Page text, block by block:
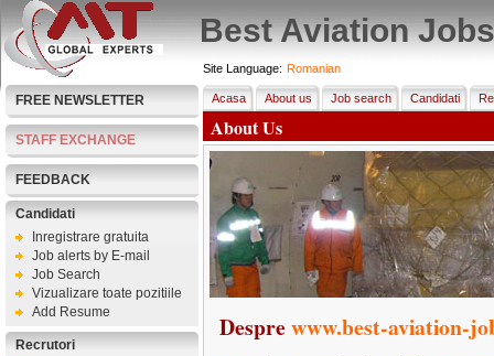
Best Aviation Jobs
FREE NEWSLETTER
STAFF EXCHANGE
FEEDBACK
Candidati
Inregistrare gratuita
Job alerts by E-mail
Job Search
Vizualizare toate pozitiile
Add Resume
Recrutori
Site Language: Romanian
Acasa About us Job search Candidati
About Us
Desprewww.best-aviation-